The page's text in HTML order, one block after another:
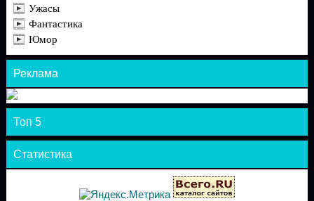
Ужасы
Фантастика
Юмор
Реклама
Топ 5
Статистика